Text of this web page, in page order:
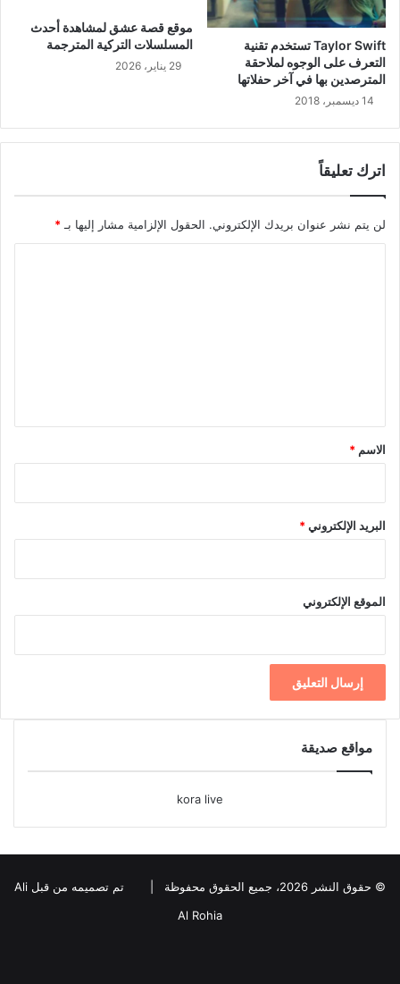
Taylor Swift تستخدم تقنية
التعرف على الوجوه لملاحقة
المترصدين بها في آخر حفلاتها
14 ديسمبر، 2018
موقع قصة عشق لمشاهدة أحدث
المسلسلات التركية المترجمة
29 يناير، 2026
اترك تعليقاً
لن يتم نشر عنوان بريدك الإلكتروني. الحقول الإلزامية مشار إليها بـ *
*
الاسم *
البريد الإلكتروني*
الموقع الإلكتروني
مواقع صديقة
kora live
© حقوق النشر 2026، جميع الحقوق محفوظة |
تم تصميمه من قبل Ali
Al Rohia